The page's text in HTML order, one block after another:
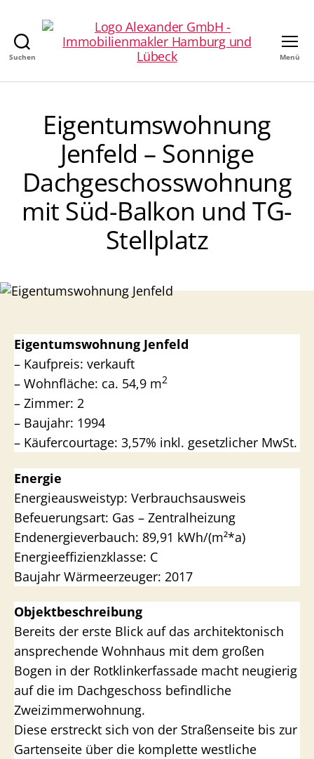
Suchen
Alexander
GmbH
Immobilienmakler
in
Hamburg
Menü
Eigentumswohnung
Jenfeld – Sonnige
Dachgeschosswohnung
mit Süd-Balkon und TG-
Stellplatz
Eigentumswohnung Jenfeld
– Kaufpreis: verkauft
– Wohnfläche: ca. 54,9 m2
– Zimmer: 2
– Baujahr: 1994
– Käufercourtage: 3,57% inkl. gesetzlicher MwSt.
Energie
Energieausweistyp: Verbrauchsausweis
Befeuerungsart: Gas – Zentralheizung
Endenergieverbauch: 89,91 kWh/(m²*a)
Energieeffizienzklasse: C
Baujahr Wärmeerzeuger: 2017
Objektbeschreibung
Bereits der erste Blick auf das architektonisch
ansprechende Wohnhaus mit dem großen
Bogen in der Rotklinkerfassade macht neugierig
auf die im Dachgeschoss befindliche
Zweizimmerwohnung.
Diese erstreckt sich von der Straßenseite bis zur
Gartenseite über die komplette westliche